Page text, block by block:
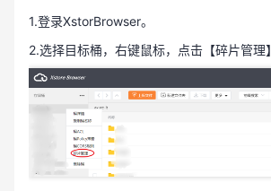
1.登录XstorBrowser。
2.选择目标桶，右键鼠标，点击【碎片管理